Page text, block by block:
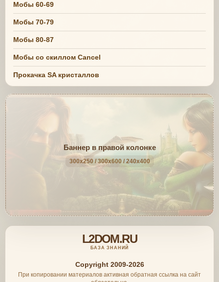
Мобы 60-69
Мобы 70-79
Мобы 80-87
Мобы со скиллом Cancel
Прокачка SA кристаллов
Баннер в правой колонке
300x250 / 300x600 / 240x400
L2DOM.RU
БАЗА ЗНАНИЙ
Copyright 2009-2026
При копировании материалов активная обратная ссылка на сайт